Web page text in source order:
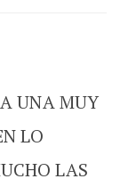
UNA MUY
LO
LAS